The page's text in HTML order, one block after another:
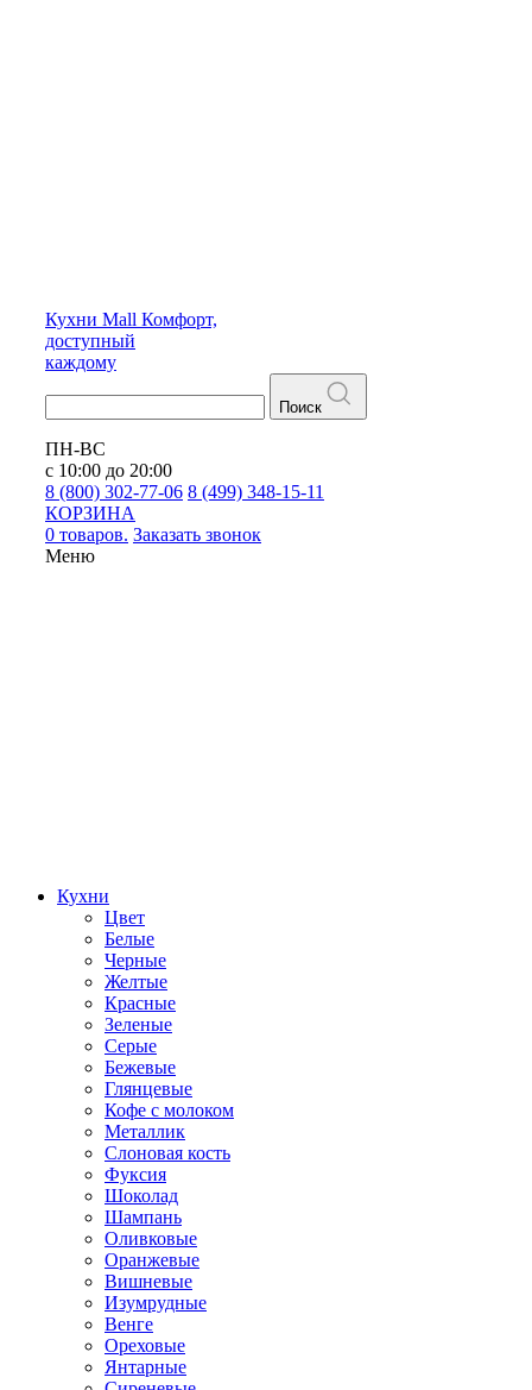
Кухни Mall Комфорт,
доступный
каждому
Поиск
ПН-ВС
с 10:00 до 20:00
8 (800) 302-77-06 8 (499) 348-15-11
КОРЗИНА
0 товаров. Заказать звонок
Меню
Кухни
Цвет
Белые
Черные
Желтые
Красные
Зеленые
Серые
Бежевые
Глянцевые
Кофе с молоком
Металлик
Слоновая кость
Фуксия
Шоколад
Шампань
Оливковые
Оранжевые
Вишневые
Изумрудные
Венге
Ореховые
Янтарные